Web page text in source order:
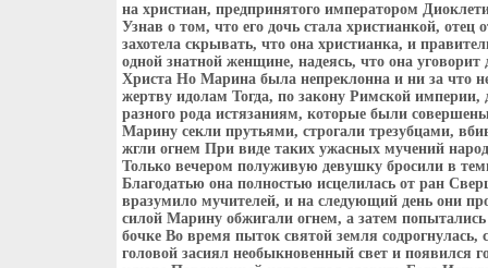
на христиан, предпринятого императором
Узнав о том, что его дочь стала христианкой, отец
захотела скрывать, что она христианка, и
одной знатной женщине, надеясь, что она уговорит
Христа Но Марина была непреклонна и ни за что
жертву идолам Тогда, по закону Римской
разного рода истязаниям, которые были
Марину секли прутьями, строгали трезубцами,
жгли огнем При виде таких ужасных мучений
Только вечером полуживую девушку бросили в
Благодатью она полностью исцелилась от ран
вразумило мучителей, и на следующий день они
силой Марину обжигали огнем, а затем
бочке Во время пыток святой земля содрогнулась,
головой засиял необыкновенный свет и появился